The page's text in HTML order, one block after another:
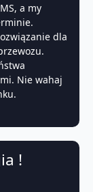
a my
dla
Nie wahaj
!